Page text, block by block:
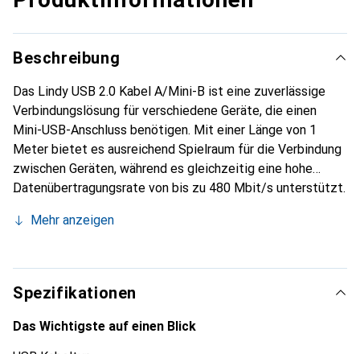
Beschreibung
Das Lindy USB 2.0 Kabel A/Mini-B ist eine zuverlässige
Verbindungslösung für verschiedene Geräte, die einen
Mini-USB-Anschluss benötigen. Mit einer Länge von 1
Meter bietet es ausreichend Spielraum für die Verbindung
zwischen Geräten, während es gleichzeitig eine hohe
Datenübertragungsrate von bis zu 480 Mbit/s unterstützt.
es vielseitig einsetzbar macht. Das transparente Design
ansprechende Optik, sondern schützt auch vor
Kabelbrüchen. Dieses Kabel eignet sich ideal für den
Anschluss von Kameras, Druckern und anderen Geräten, die
einen Mini-USB-Anschluss verwenden. Die geformte
Mehr anzeigen
Spezifikationen
Das Wichtigste auf einen Blick